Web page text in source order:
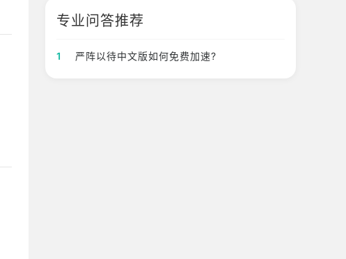
专业问答推荐
1 严阵以待中文版如何免费加速?